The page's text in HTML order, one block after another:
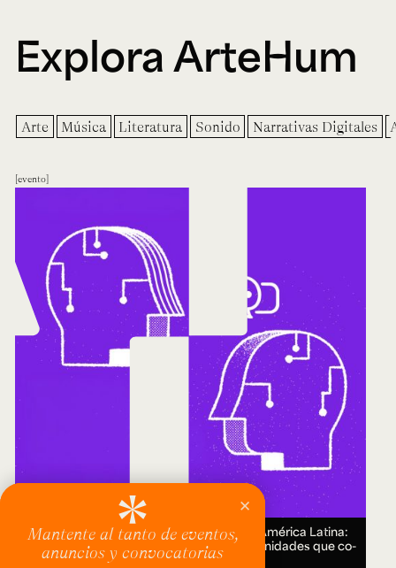
Explora ArteHum
Arte Música Literatura Sonido Narrativas Digitales
evento
Encuentro Humanidades Digitales en América Latina:
genealogías, conocimiento abierto y comunidades que co-
crean.18 AUG 2026.